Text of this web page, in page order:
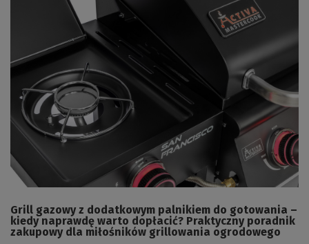
Grill gazowy z dodatkowym palnikiem do gotowania –
kiedy naprawdę warto dopłacić? Praktyczny poradnik
zakupowy dla miłośników grillowania ogrodowego